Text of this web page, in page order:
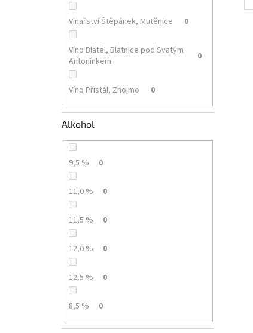
Vinařství Štěpánek, Mutěnice 0
Víno Blatel, Blatnice pod Svatým
Antonínkem
0
Víno Přistál, Znojmo 0
Alkohol
9,5 % 0
11,0 % 0
11,5 % 0
12,0 % 0
12,5 % 0
8,5 % 0